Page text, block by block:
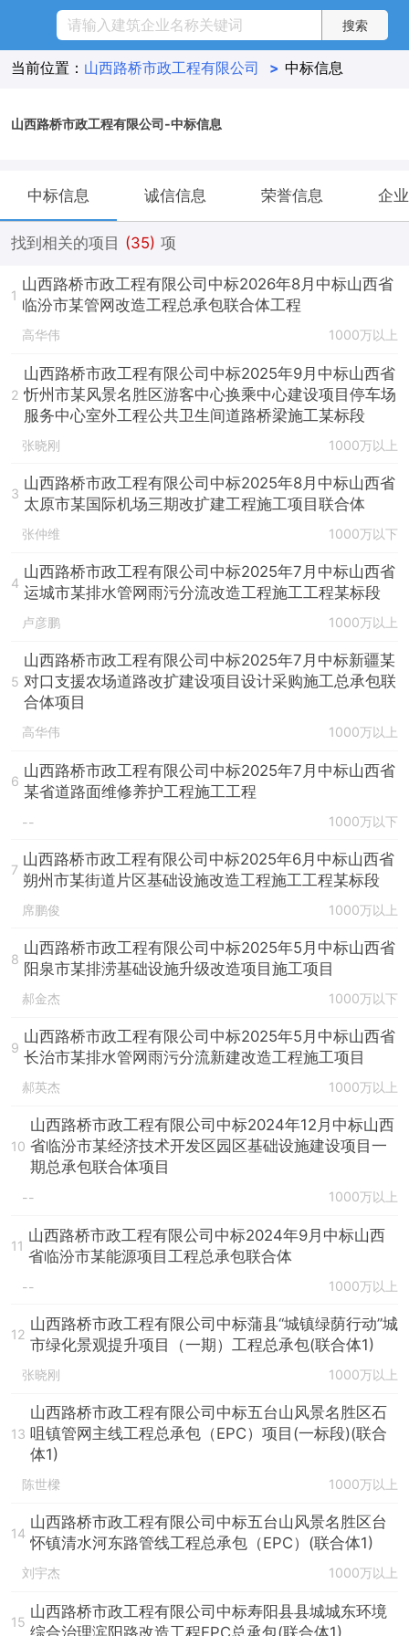
当前位置： 山西路桥市政工程有限公司 > 中标信息
山西路桥市政工程有限公司-中标信息
中标信息 诚信信息 荣誉信息 企
找到相关的项目 (35) 项
1
山西路桥市政工程有限公司中标2026年8月中标山西省
临汾市某管网改造工程总承包联合体工程
高华伟 1000万以上
2
山西路桥市政工程有限公司中标2025年9月中标山西省
忻州市某风景名胜区游客中心换乘中心建设项目停车场
服务中心室外工程公共卫生间道路桥梁施工某标段
张晓刚 1000万以上
3
山西路桥市政工程有限公司中标2025年8月中标山西省
太原市某国际机场三期改扩建工程施工项目联合体
张仲维 1000万以下
4
山西路桥市政工程有限公司中标2025年7月中标山西省
运城市某排水管网雨污分流改造工程施工工程某标段
卢彦鹏 1000万以上
5
山西路桥市政工程有限公司中标2025年7月中标新疆某
对口支援农场道路改扩建设项目设计采购施工总承包联
合体项目
高华伟 1000万以上
6
山西路桥市政工程有限公司中标2025年7月中标山西省
某省道路面维修养护工程施工工程
-- 1000万以下
7
山西路桥市政工程有限公司中标2025年6月中标山西省
朔州市某街道片区基础设施改造工程施工工程某标段
席鹏俊 1000万以上
8
山西路桥市政工程有限公司中标2025年5月中标山西省
阳泉市某排涝基础设施升级改造项目施工项目
郝金杰 1000万以下
9
山西路桥市政工程有限公司中标2025年5月中标山西省
长治市某排水管网雨污分流新建改造工程施工项目
郝英杰 1000万以上
10
山西路桥市政工程有限公司中标2024年12月中标山西
省临汾市某经济技术开发区园区基础设施建设项目一
期总承包联合体项目
-- 1000万以上
11
山西路桥市政工程有限公司中标2024年9月中标山西
省临汾市某能源项目工程总承包联合体
-- 1000万以上
12
山西路桥市政工程有限公司中标蒲县“城镇绿荫行动”城
市绿化景观提升项目（一期）工程总承包(联合体1)
张晓刚 1000万以上
13
山西路桥市政工程有限公司中标五台山风景名胜区石
咀镇管网主线工程总承包（EPC）项目(一标段)(联合
体1)
陈世樑 1000万以上
14
山西路桥市政工程有限公司中标五台山风景名胜区台
怀镇清水河东路管线工程总承包（EPC）(联合体1)
刘宇杰 1000万以上
15
山西路桥市政工程有限公司中标寿阳县县城城东环境
综合治理滨阳路改造工程EPC总承包(联合体1)